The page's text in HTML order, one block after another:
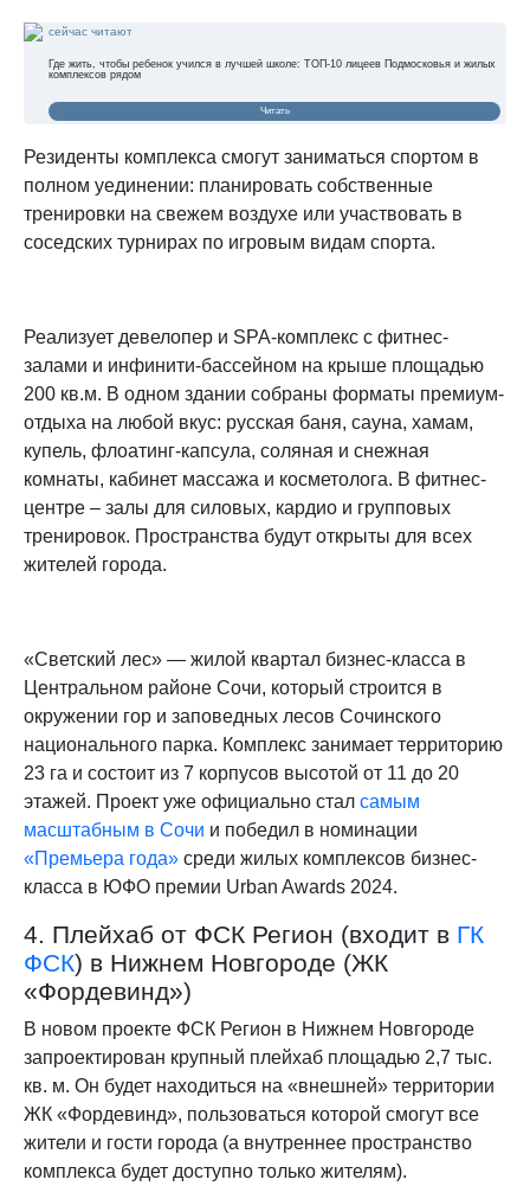
сейчас читают
Где жить, чтобы ребенок учился в лучшей школе: ТОП-10 лицеев Подмосковья и жилых
комплексов рядом
Читать
Резиденты комплекса смогут заниматься спортом в
полном уединении: планировать собственные
тренировки на свежем воздухе или участвовать в
соседских турнирах по игровым видам спорта.
Реализует девелопер и SPA-комплекс с фитнес-
залами и инфинити-бассейном на крыше площадью
200 кв.м. В одном здании собраны форматы премиум-
отдыха на любой вкус: русская баня, сауна, хамам,
купель, флоатинг-капсула, соляная и снежная
комнаты, кабинет массажа и косметолога. В фитнес-
центре – залы для силовых, кардио и групповых
тренировок. Пространства будут открыты для всех
жителей города.
«Светский лес» — жилой квартал бизнес-класса в
Центральном районе Сочи, который строится в
окружении гор и заповедных лесов Сочинского
национального парка. Комплекс занимает территорию
23 га и состоит из 7 корпусов высотой от 11 до 20
этажей. Проект уже официально стал самым
масштабным в Сочи и победил в номинации
«Премьера года» среди жилых комплексов бизнес-
класса в ЮФО премии Urban Awards 2024.
4. Плейхаб от ФСК Регион (входит в ГК
ФСК) в Нижнем Новгороде (ЖК
«Фордевинд»)
В новом проекте ФСК Регион в Нижнем Новгороде
запроектирован крупный плейхаб площадью 2,7 тыс.
кв. м. Он будет находиться на «внешней» территории
ЖК «Фордевинд», пользоваться которой смогут все
жители и гости города (а внутреннее пространство
комплекса будет доступно только жителям).